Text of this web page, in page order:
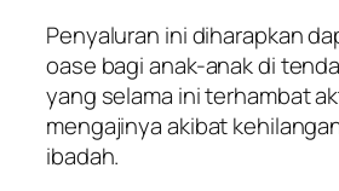
Penyaluran ini diharapkan
oase bagi anak-anak di
yang selama ini terhambat
mengajinya akibat
ibadah.